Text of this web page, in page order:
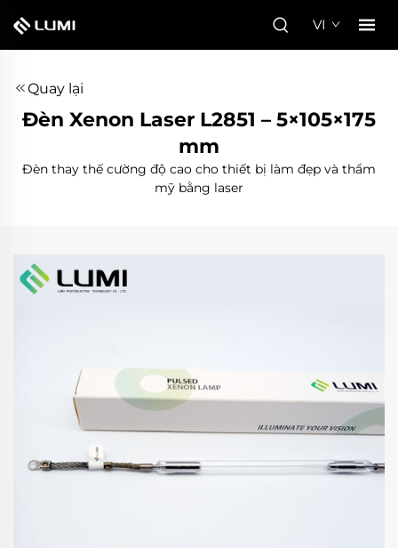
VI
Quay lại
Đèn Xenon Laser L2851 – 5×105×175
mm
Đèn thay thế cường độ cao cho thiết bị làm đẹp và thẩm
mỹ bằng laser